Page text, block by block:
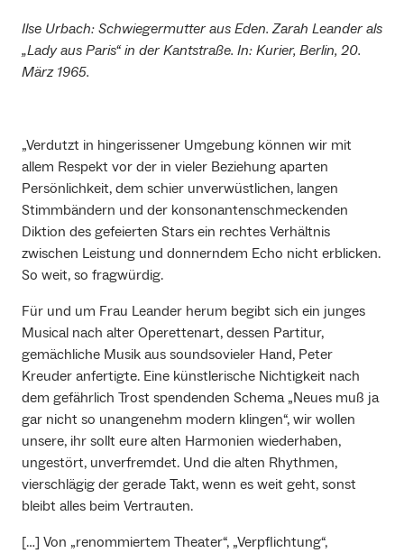
Ilse Urbach: Schwiegermutter aus Eden. Zarah Leander als
„Lady aus Paris“ in der Kantstraße. In: Kurier, Berlin, 20.
März 1965.
„Verdutzt in hingerissener Umgebung können wir mit
allem Respekt vor der in vieler Beziehung aparten
Persönlichkeit, dem schier unverwüstlichen, langen
Stimmbändern und der konsonantenschmeckenden
Diktion des gefeierten Stars ein rechtes Verhältnis
zwischen Leistung und donnerndem Echo nicht erblicken.
So weit, so fragwürdig.
Für und um Frau Leander herum begibt sich ein junges
Musical nach alter Operettenart, dessen Partitur,
gemächliche Musik aus soundsovieler Hand, Peter
Kreuder anfertigte. Eine künstlerische Nichtigkeit nach
dem gefährlich Trost spendenden Schema „Neues muß ja
gar nicht so unangenehm modern klingen“, wir wollen
unsere, ihr sollt eure alten Harmonien wiederhaben,
ungestört, unverfremdet. Und die alten Rhythmen,
vierschlägig der gerade Takt, wenn es weit geht, sonst
bleibt alles beim Vertrauten.
[…] Von „renommiertem Theater“, „Verpflichtung“,